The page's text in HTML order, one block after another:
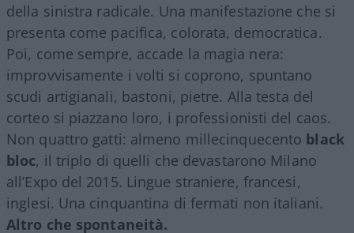
della sinistra radicale. Una manifestazione che si
presenta come pacifica, colorata, democratica.
Poi, come sempre, accade la magia nera:
improvvisamente i volti si coprono, spuntano
scudi artigianali, bastoni, pietre. Alla testa del
corteo si piazzano loro, i professionisti del caos.
Non quattro gatti: almeno millecinquecento black
bloc, il triplo di quelli che devastarono Milano
all’Expo del 2015. Lingue straniere, francesi,
inglesi. Una cinquantina di fermati non italiani.
Altro che spontaneità.